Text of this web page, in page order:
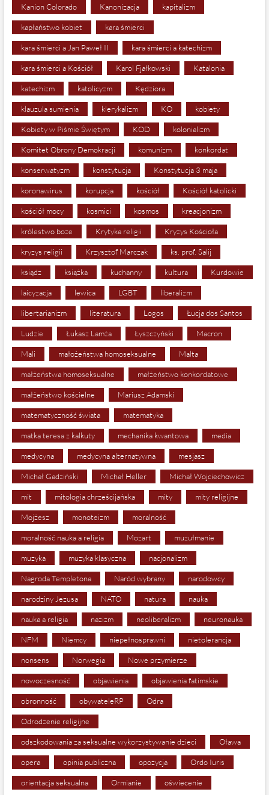
Kanion Colorado Kanonizacja kapitalizm
kapłaństwo kobiet kara śmierci
kara śmierci a Jan Paweł II kara śmierci a katechizm
kara śmierci a Kościół Karol Fjałkowski Katalonia
katechizm katolicyzm Kędziora
klauzula sumienia klerykalizm KO kobiety
Kobiety w Piśmie Świętym KOD kolonializm
Komitet Obrony Demokracji komunizm konkordat
konserwatyzm konstytucja Konstytucja 3 maja
koronawirus korupcja kościół Kościół katolicki
kościół mocy kosmici kosmos kreacjonizm
królestwo boze Krytyka religii Kryzys Kościoła
kryzys religii Krzysztof Marczak ks. prof. Salij
ksiądz książka kuchanny kultura Kurdowie
laicyzacja lewica LGBT liberalizm
libertarianizm literatura Logos Łucja dos Santos
Ludzie Łukasz Lamża Łyszczyński Macron
Mali małożeństwa homoseksualne Malta
małżeństwa homoseksualne małżeństwo konkordatowe
małżeństwo kościelne Mariusz Adamski
matematyczność świata matematyka
matka teresa z kalkuty mechanika kwantowa media
medycyna medycyna alternatywna mesjasz
Michał Gadziński Michał Heller Michał Wojciechowicz
mit mitologia chrześcijańska mity mity religijne
Mojżesz monoteizm moralność
moralność nauka a religia Mozart muzułmanie
muzyka muzyka klasyczna nacjonalizm
Nagroda Templetona Naród wybrany narodowcy
narodziny Jezusa NATO natura nauka
nauka a religia nazizm neoliberalizm neuronauka
NFM Niemcy niepełnosprawni nietolerancja
nonsens Norwegia Nowe przymierze
nowoczesność objawienia objawienia fatimskie
obronność obywateleRP Odra
Odrodzenie religijne
odszkodowania za seksualne wykorzystywanie dzieci Oława
opera opinia publiczna opozycja Ordo Iuris
orientacja seksualna Ormianie oświecenie